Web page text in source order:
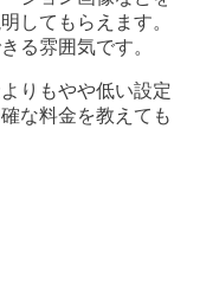
してもらえます。
る雰囲気です。
りもやや低い設定
な料金を教えても